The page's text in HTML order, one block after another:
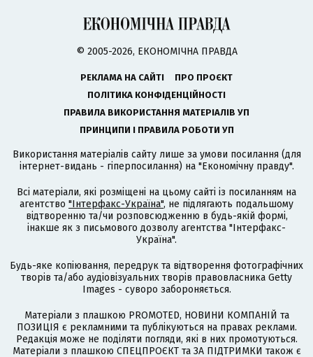
© 2005-2026, ЕКОНОМІЧНА ПРАВДА
РЕКЛАМА НА САЙТІ
ПРО ПРОЄКТ
ПОЛІТИКА КОНФІДЕНЦІЙНОСТІ
ПРАВИЛА ВИКОРИСТАННЯ МАТЕРІАЛІВ УП
ПРИНЦИПИ І ПРАВИЛА РОБОТИ УП
Використання матеріалів сайту лише за умови посилання (для
інтернет-видань - гіперпосилання) на "Економічну правду".
Всі матеріали, які розміщені на цьому сайті із посиланням на
агентство "Інтерфакс-Україна", не підлягають подальшому
відтворенню та/чи розповсюдженню в будь-якій формі,
інакше як з письмового дозволу агентства "Інтерфакс-
Україна".
Будь-яке копіювання, передрук та відтворення фотографічних
творів та/або аудіовізуальних творів правовласника Getty
Images - суворо забороняється.
Матеріали з плашкою PROMOTED, НОВИНИ КОМПАНІЙ та
ПОЗИЦІЯ є рекламними та публікуються на правах реклами.
Редакція може не поділяти погляди, які в них промотуються.
Матеріали з плашкою СПЕЦПРОЄКТ та ЗА ПІДТРИМКИ також є